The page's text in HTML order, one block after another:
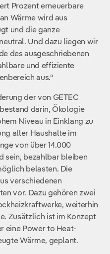
Prozent erneuerbare
Wärme wird aus
und die ganze
Und dazu liegen wir
des ausgeschriebenen
und effiziente
aus.“
der von GETEC
darin, Ökologie
Niveau in Einklang zu
aller Haushalte im
von über 14.000
sein, bezahlbar bleiben
belasten. Die
verschiedenen
vor. Dazu gehören zwei
weiterhin
Zusätzlich ist im Konzept
eine Power to Heat-
Wärme, geplant.